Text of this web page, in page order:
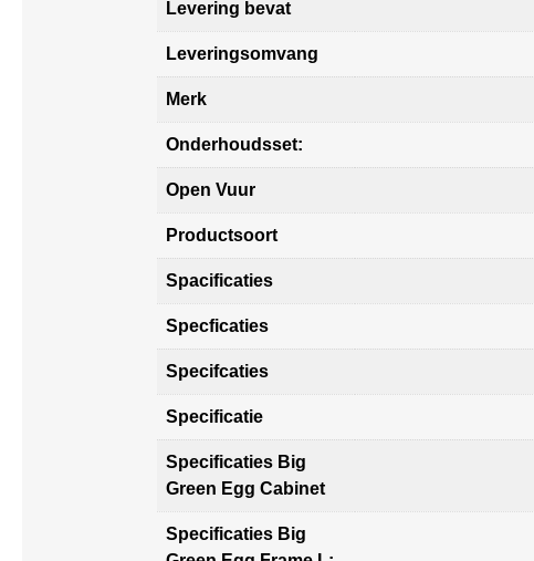
Levering bevat
Leveringsomvang
Merk
Onderhoudsset:
Open Vuur
Productsoort
Spacificaties
Specficaties
Specifcaties
Specificatie
Specificaties Big
Green Egg Cabinet
Specificaties Big